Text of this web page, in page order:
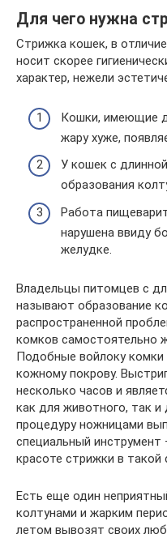
Для чего нужна
Стрижка кошек, в
носит скорее
характер, нежели
Кошки, имеющие
жару хуже,
У кошек с
образования
Работа
нарушена ввиду
желудке.
Владельцы питомцев с
называют образование
распространенной
комков самостоятельно
Подобные войлоку
кожному покрову.
несколько часов и
как для животного, так
процедуру ножницами
специальный
красоте стрижки в такой
Есть еще один
колтунами и жарким
летом вывозят своих